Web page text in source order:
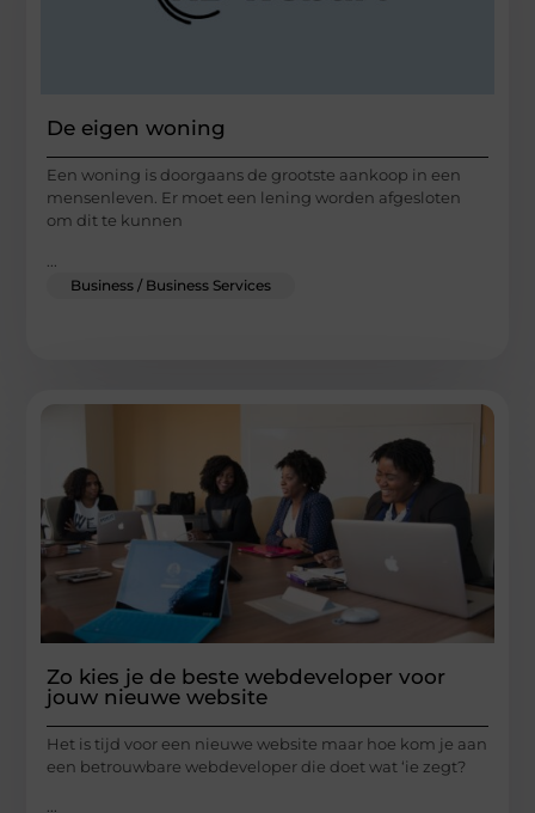
De eigen woning
Een woning is doorgaans de grootste aankoop in een
mensenleven. Er moet een lening worden afgesloten
om dit te kunnen
Business / Business Services
Zo kies je de beste webdeveloper voor
jouw nieuwe website
Het is tijd voor een nieuwe website maar hoe kom je aan
een betrouwbare webdeveloper die doet wat ‘ie zegt?